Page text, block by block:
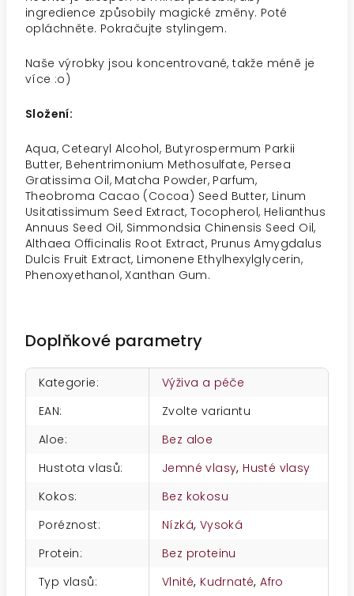
ingredience způsobily magické změny. Poté
opláchněte. Pokračujte stylingem.
Naše výrobky jsou koncentrované, takže méně je
více :o)
Složení:
Aqua, Cetearyl Alcohol, Butyrospermum Parkii
Butter, Behentrimonium Methosulfate, Persea
Gratissima Oil, Matcha Powder, Parfum,
Theobroma Cacao (Cocoa) Seed Butter, Linum
Usitatissimum Seed Extract, Tocopherol, Helianthus
Annuus Seed Oil, Simmondsia Chinensis Seed Oil,
Althaea Officinalis Root Extract, Prunus Amygdalus
Dulcis Fruit Extract, Limonene Ethylhexylglycerin,
Phenoxyethanol, Xanthan Gum.
Doplňkové parametry
Kategorie:
Výživa a péče
EAN:
Zvolte variantu
Aloe:
Bez aloe
Hustota vlasů: Jemné vlasy, Husté vlasy
Kokos:
Bez kokosu
Poréznost: Nízká, Vysoká
Protein:
Bez proteinu
Typ vlasů: Vlnité, Kudrnaté,Afro